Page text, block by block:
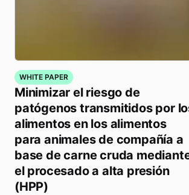
WHITE PAPER
Minimizar el riesgo de
patógenos transmitidos por
alimentos en los alimentos
para animales de compañía a
base de carne cruda
el procesado a alta presión
(HPP)